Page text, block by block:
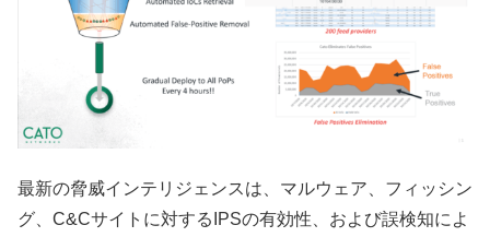
最新の脅威インテリジェンスは、マルウェア、フィッシン
グ、C&Cサイトに対するIPSの有効性、および誤検知によ